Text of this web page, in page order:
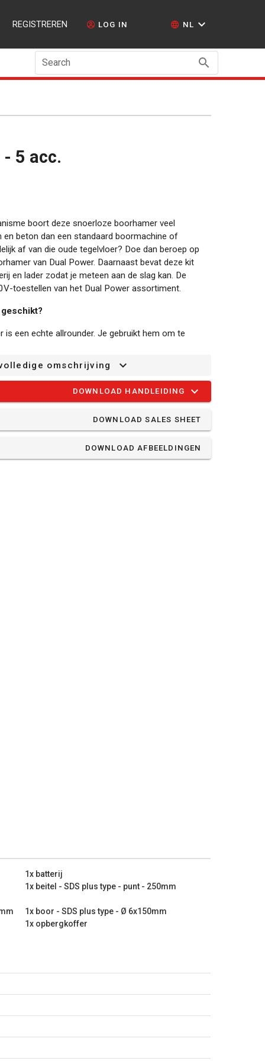
REGISTREREN LOG IN NL
Search
5 acc.
boort deze snoerloze boorhamer veel
en beton dan een standaard boormachine of
af van die oude tegelvloer? Doe dan beroep op
van Dual Power. Daarnaast bevat deze kit
en lader zodat je meteen aan de slag kan. De
toestellen van het Dual Power assortiment.
is een echte allrounder. Je gebruikt hem om te
steen en staal, om te hameren en voor beitelwerk.
3 Joule is hij geschikt voor het zwaardere
en plafonds.
aan hout, metaal, keramiek en plastic – gebruik
- 22x250mm
- 250mm
omschrijving
DOWNLOAD HANDLEIDING
DOWNLOAD SALES SHEET
DOWNLOAD AFBEELDINGEN
1x batterij
1x beitel - SDS plus type - punt - 250mm
1x boor - SDS plus type - Ø 6x150mm
1x opbergkoffer